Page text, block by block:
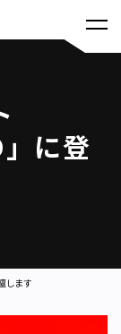
に登
します